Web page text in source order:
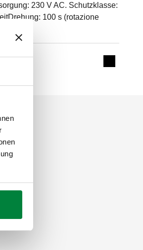
230 V AC. Schutzklasse:
100 s (rotazione
Expand